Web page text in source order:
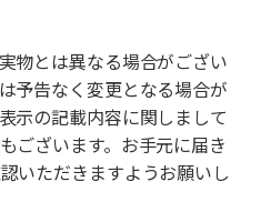
物とは異なる場合がござい
予告なく変更となる場合が
示の記載内容に関しまして
ございます。お手元に届き
いただきますようお願いし